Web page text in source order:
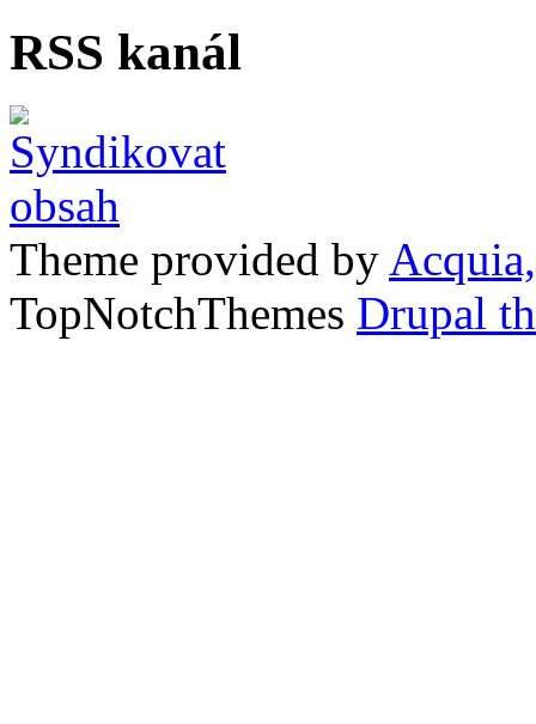
RSS kanál
Theme provided by
TopNotchThemes Drupal